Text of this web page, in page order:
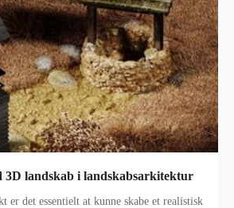
3D landskab i landskabsarkitektur
er det essentielt at kunne skabe et realistisk